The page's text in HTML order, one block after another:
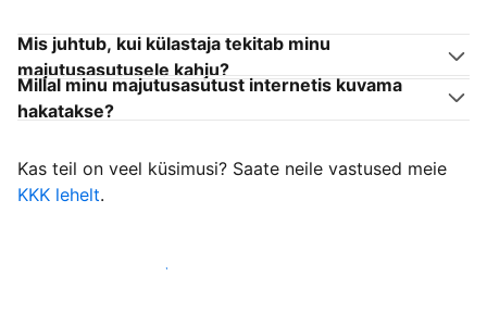
Mis juhtub, kui külastaja tekitab minu
majutusasutusele kahju?
Millal minu majutusasutust internetis kuvama
hakatakse?
Kas teil on veel küsimusi? Saate neile vastused meie
KKK lehelt.
Alusta külastajate vastuvõtmist